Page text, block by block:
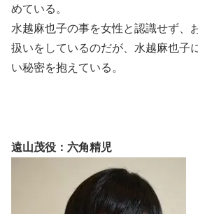
めている。
水越麻也子の事を女性と認識せず、
扱いをしているのだが、水越麻也子
い秘密を抱えている。
遠山茂役：六角精児